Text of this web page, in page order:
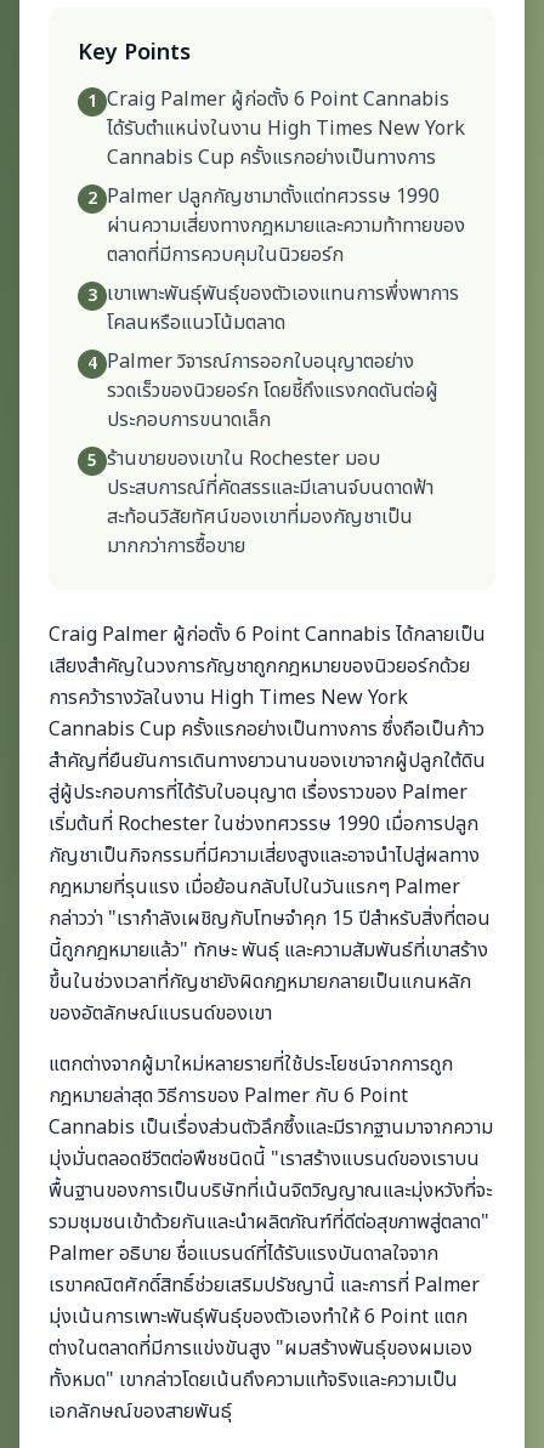
Key Points
1 Craig Palmer ผู้ก่อตั้ง 6 Point Cannabis
ได้รับตำแหน่งในงาน High Times New York
Cannabis Cup ครั้งแรกอย่างเป็นทางการ
2 Palmer ปลูกกัญชามาตั้งแต่ทศวรรษ 1990
ผ่านความเสี่ยงทางกฎหมายและความท้าทายของ
ตลาดที่มีการควบคุมในนิวยอร์ก
3 เขาเพาะพันธุ์พันธุ์ของตัวเองแทนการพึ่งพาการ
โคลนหรือแนวโน้มตลาด
4 Palmer วิจารณ์การออกใบอนุญาตอย่าง
รวดเร็วของนิวยอร์ก โดยชี้ถึงแรงกดดันต่อผู้
ประกอบการขนาดเล็ก
5 ร้านขายของเขาใน Rochester มอบ
ประสบการณ์ที่คัดสรรและมีเลานจ์บนดาดฟ้า
สะท้อนวิสัยทัศน์ของเขาที่มองกัญชาเป็น
มากกว่าการซื้อขาย
Craig Palmer ผู้ก่อตั้ง 6 Point Cannabis ได้กลายเป็น
เสียงสำคัญในวงการกัญชาถูกกฎหมายของนิวยอร์กด้วย
การคว้ารางวัลในงาน High Times New York
Cannabis Cup ครั้งแรกอย่างเป็นทางการ ซึ่งถือเป็นก้าว
สำคัญที่ยืนยันการเดินทางยาวนานของเขาจากผู้ปลูกใต้ดิน
สู่ผู้ประกอบการที่ได้รับใบอนุญาต เรื่องราวของ Palmer
เริ่มต้นที่ Rochester ในช่วงทศวรรษ 1990 เมื่อการปลูก
กัญชาเป็นกิจกรรมที่มีความเสี่ยงสูงและอาจนำไปสู่ผลทาง
กฎหมายที่รุนแรง เมื่อย้อนกลับไปในวันแรกๆ Palmer
กล่าวว่า "เรากำลังเผชิญกับโทษจำคุก 15 ปีสำหรับสิ่งที่ตอน
นี้ถูกกฎหมายแล้ว" ทักษะ พันธุ์ และความสัมพันธ์ที่เขาสร้าง
ขึ้นในช่วงเวลาที่กัญชายังผิดกฎหมายกลายเป็นแกนหลัก
ของอัตลักษณ์แบรนด์ของเขา
แตกต่างจากผู้มาใหม่หลายรายที่ใช้ประโยชน์จากการถูก
กฎหมายล่าสุด วิธีการของ Palmer กับ 6 Point
Cannabis เป็นเรื่องส่วนตัวลึกซึ้งและมีรากฐานมาจากความ
มุ่งมั่นตลอดชีวิตต่อพืชชนิดนี้ "เราสร้างแบรนด์ของเราบน
พื้นฐานของการเป็นบริษัทที่เน้นจิตวิญญาณและมุ่งหวังที่จะ
รวมชุมชนเข้าด้วยกันและนำผลิตภัณฑ์ที่ดีต่อสุขภาพสู่ตลาด"
Palmer อธิบาย ชื่อแบรนด์ที่ได้รับแรงบันดาลใจจาก
เรขาคณิตศักดิ์สิทธิ์ช่วยเสริมปรัชญานี้ และการที่ Palmer
มุ่งเน้นการเพาะพันธุ์พันธุ์ของตัวเองทำให้ 6 Point แตก
ต่างในตลาดที่มีการแข่งขันสูง "ผมสร้างพันธุ์ของผมเอง
ทั้งหมด" เขากล่าวโดยเน้นถึงความแท้จริงและความเป็น
เอกลักษณ์ของสายพันธุ์